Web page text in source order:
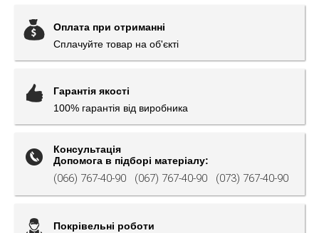
Оплата при отриманні
Сплачуйте товар на об'єкті
Гарантія якості
100% гарантія від виробника
Консультація
Допомога в підборі матеріалу:
(066) 767-40-90 (067) 767-40-90 (073) 767-40-90
Покрівельні роботи